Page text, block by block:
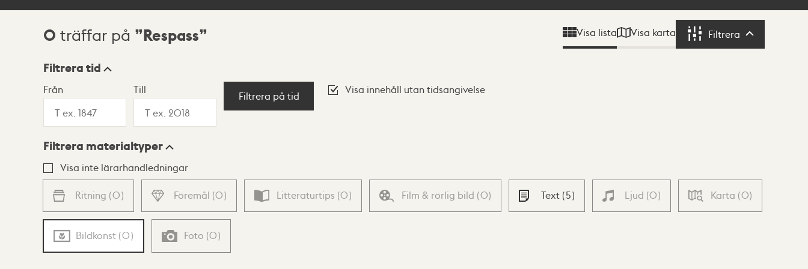
Sökresultat
0 träffar på Respass Visa lista Visa karta Filtrera Filtrera
Visningsläge
Lista Karta
Filtrera tid
Från Till
Filtrera på tid
Visa innehåll utan tidsangivelse
Filtrera materialtyper
Visa inte lärarhandledningar
Ritning (0) Föremål (0) Litteraturtips (0) Film & rörlig bild (0) Text (5) Ljud (0) Karta (0)
Bildkonst (0) Foto (0)